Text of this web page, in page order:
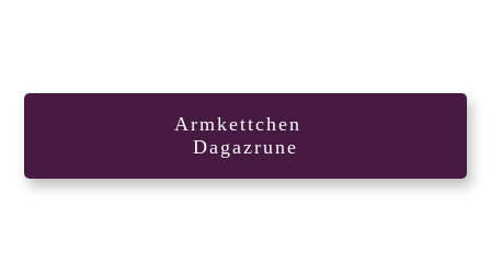
Armkettchen
Dagazrune